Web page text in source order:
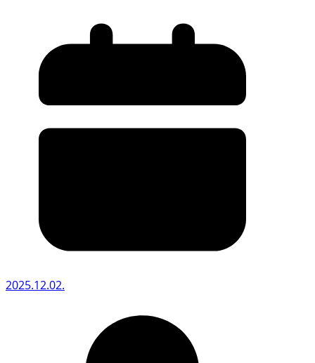
2025.12.02.